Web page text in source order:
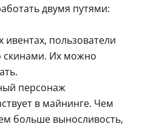
двумя путями:
ивентах, пользователи
скинами. Их можно
персонаж
в майнинге. Чем
больше выносливость,